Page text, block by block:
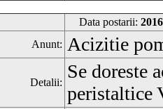
Data postarii:
Anunt: Acizitie
Detalii:
Se doreste
peristaltice